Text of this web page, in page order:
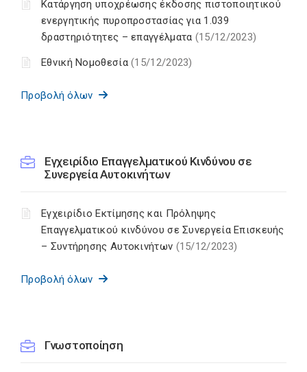
Κατάργηση υποχρέωσης έκδοσης πιστοποιητικού
ενεργητικής πυροπροστασίας για 1.039
δραστηριότητες – επαγγέλματα (15/12/2023)
Εθνική Νομοθεσία(15/12/2023)
Προβολή όλων
Εγχειρίδιο Επαγγελματικού Κινδύνου σε
Συνεργεία Αυτοκινήτων
Εγχειρίδιο Εκτίμησης και Πρόληψης
Επαγγελματικού κινδύνου σε Συνεργεία Επισκευής
– Συντήρησης Αυτοκινήτων (15/12/2023)
Προβολή όλων
Γνωστοποίηση